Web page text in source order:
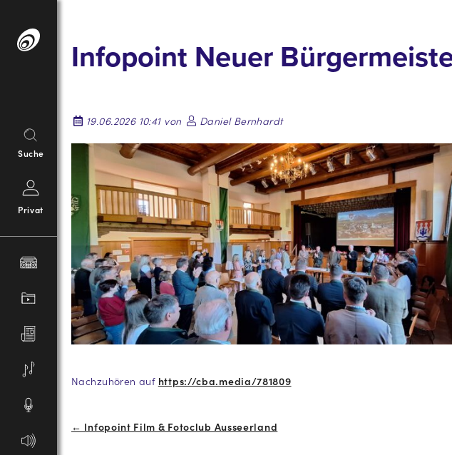
Inhalt
Suche
Privat
Infopoint Neuer
19.06.2026 10:41 von
Daniel Bernhardt
Nachzuhören auf https://cba.media/781809
← Infopoint Film & Fotoclub Ausseerland